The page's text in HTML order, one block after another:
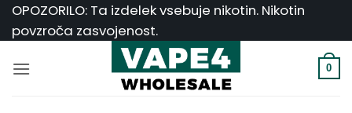
Skoči
na
OPOZORILO: Ta izdelek vsebuje nikotin. Nikotin
povzroča zasvojenost.
0